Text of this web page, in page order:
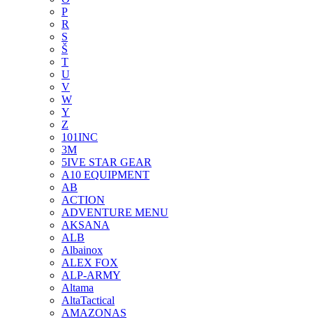
P
R
S
Š
T
U
V
W
Y
Z
101INC
3M
5IVE STAR GEAR
A10 EQUIPMENT
AB
ACTION
ADVENTURE MENU
AKSANA
ALB
Albainox
ALEX FOX
ALP-ARMY
Altama
AltaTactical
AMAZONAS